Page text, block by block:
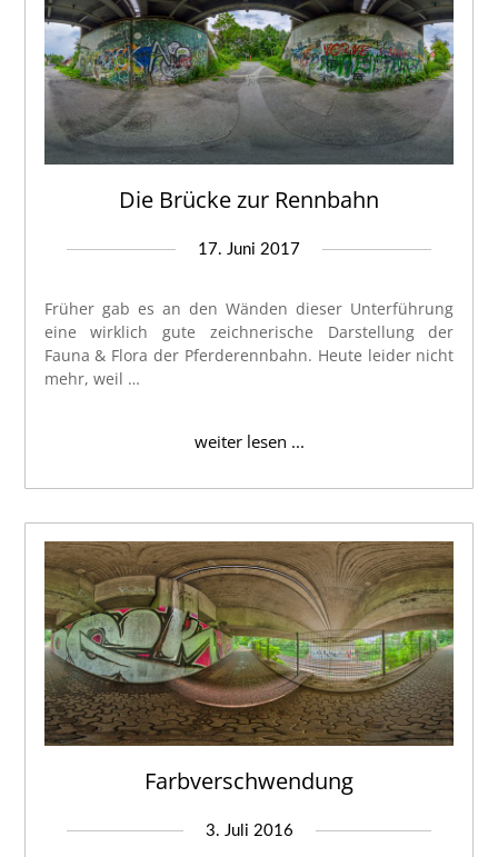
Die Brücke zur Rennbahn
17. Juni 2017
Früher gab es an den Wänden dieser Unterführung
eine wirklich gute zeichnerische Darstellung der
Fauna & Flora der Pferderennbahn. Heute leider nicht
mehr, weil …
weiter lesen ...
Farbverschwendung
3. Juli 2016